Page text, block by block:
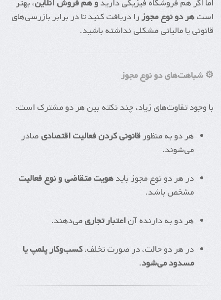
اما اگر هم فروشگاه فیزیکی داریدو هم فروش آنلاین، بهتر
استهر دو نوع مجوزرا دریافت کنید تا در برابر بازرسی‌های
قانونی یا مالیاتی مشکلی نداشته باشید.
⚙️ شباهت‌های دو نوع مجوز
با وجود تفاوت‌های زیاد، چند نکته بین هر دو مشترک است:
هر دو به منظورقانونی کردن فعالیت اقتصادی صادر
می‌شوند.
در هر دو نوع مجوز بایدهویت متقاضی و نوع فعالیت
مشخص باشد.
هر دو به دارنده آناعتبار تجاریمی‌دهند.
در هر دو حالت، در صورت تخلف،کسب‌وکار پلمپ یا
مسدود می‌شود.